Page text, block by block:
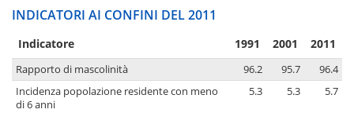
INDICATORI AI CONFINI DEL 2011
Indicatore 1991 2001 2011
Rapporto di mascolinità 96.2 95.7
96.4
Incidenza popolazione residente con meno
di 6 anni
5.3 5.3 5.7